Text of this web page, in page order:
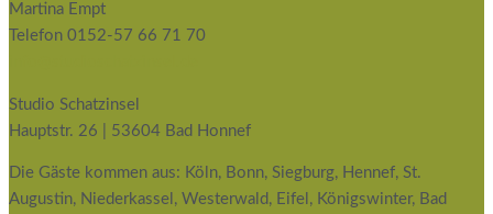
Martina Empt
Telefon 0152-57 66 71 70
Studio Schatzinsel
Hauptstr. 26 | 53604 Bad Honnef
Die Gäste kommen aus: Köln, Bonn, Siegburg, Hennef, St.
Augustin, Niederkassel, Westerwald, Eifel, Königswinter, Bad